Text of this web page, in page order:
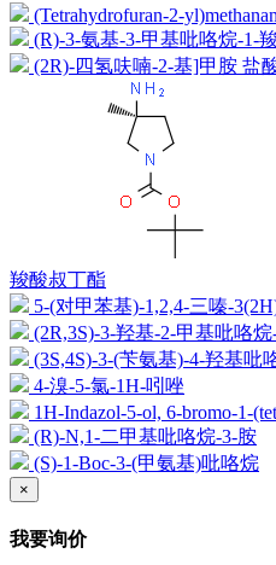
(Tetrahydrofuran-2-
(R)-3-氨基-3-甲基吡咯烷-1-
(2R)-四氢呋喃-2-基]甲胺 盐
羧酸叔丁酯
5-(对甲苯基)-1,2,4-三嗪-
(2R,3S)-3-羟基-2-甲基吡咯
(3S,4S)-3-(苄氨基)-4-羟基吡
4-溴-5-氯-1H-吲唑
1H-Indazol-5-ol, 6-bromo-1-
(R)-N,1-二甲基吡咯烷-3-胺
(S)-1-Boc-3-(甲氨基)吡咯烷
×
我要询价